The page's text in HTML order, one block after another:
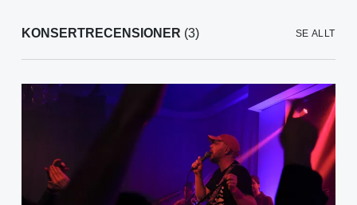
KONSERTRECENSIONER (3) SE ALLT